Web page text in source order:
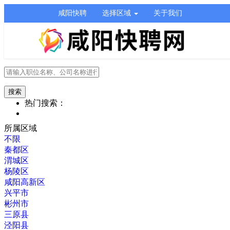
咸阳快聘 选择区域 关于我们
热门搜索：
所属区域
不限
秦都区
渭城区
杨陵区
咸阳高新区
兴平市
彬州市
三原县
泾阳县